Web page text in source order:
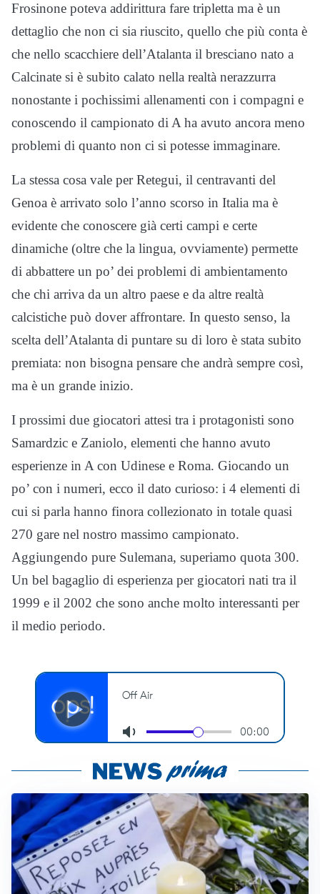
Frosinone poteva addirittura fare tripletta ma è un
dettaglio che non ci sia riuscito, quello che più conta è
che nello scacchiere dell’Atalanta il bresciano nato a
Calcinate si è subito calato nella realtà nerazzurra
nonostante i pochissimi allenamenti con i compagni e
conoscendo il campionato di A ha avuto ancora meno
problemi di quanto non ci si potesse immaginare.
La stessa cosa vale per Retegui, il centravanti del
Genoa è arrivato solo l’anno scorso in Italia ma è
evidente che conoscere già certi campi e certe
dinamiche (oltre che la lingua, ovviamente) permette
di abbattere un po’ dei problemi di ambientamento
che chi arriva da un altro paese e da altre realtà
calcistiche può dover affrontare. In questo senso, la
scelta dell’Atalanta di puntare su di loro è stata subito
premiata: non bisogna pensare che andrà sempre così,
ma è un grande inizio.
I prossimi due giocatori attesi tra i protagonisti sono
Samardzic e Zaniolo, elementi che hanno avuto
esperienze in A con Udinese e Roma. Giocando un
po’ con i numeri, ecco il dato curioso: i 4 elementi di
cui si parla hanno finora collezionato in totale quasi
270 gare nel nostro massimo campionato.
Aggiungendo pure Sulemana, superiamo quota 300.
Un bel bagaglio di esperienza per giocatori nati tra il
1999 e il 2002 che sono anche molto interessanti per
il medio periodo.